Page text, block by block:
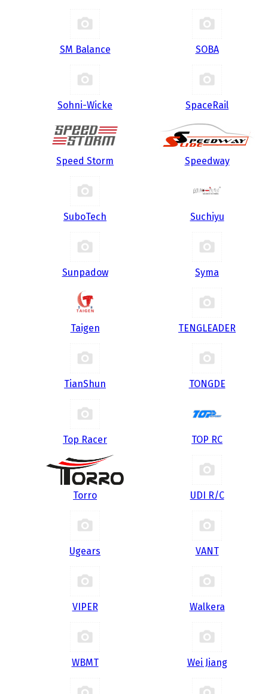
SM Balance SOBA
Sohni-Wicke SpaceRail
Speed Storm Speedway
SuboTech Suchiyu
Sunpadow Syma
Taigen TENGLEADER
TianShun TONGDE
Top Racer TOP RC
Torro UDI R/С
Ugears VANT
VIPER Walkera
WBMT Wei Jiang